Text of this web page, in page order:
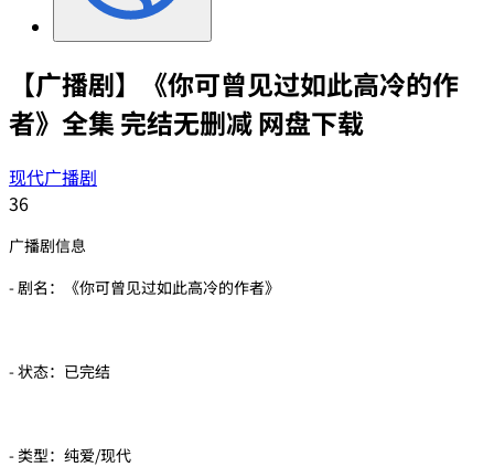
【广播剧】《你可曾见过如此高冷的作
者》全集 完结无删减 网盘下载
现代广播剧
36
广播剧信息
- 剧名：《你可曾见过如此高冷的作者》
- 状态：已完结
- 类型：纯爱/现代